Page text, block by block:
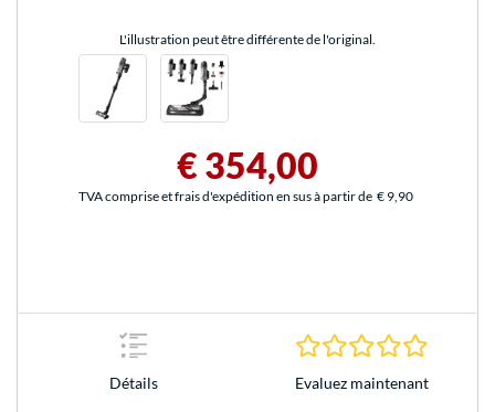
L'illustration peut être différente de l'original.
€ 354,00
TVA comprise et frais d'expédition en sus à partir de € 9,90
Détails Evaluez maintenant